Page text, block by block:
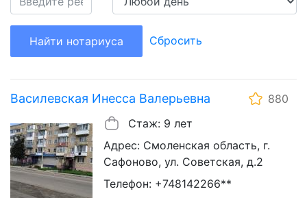
Найти нотариуса Сбросить
Василевская Инесса Валерьевна
880
Стаж: 9 лет
Адрес: Смоленская область, г.
Сафоново, ул. Советская, д.2
Телефон: +748142266**